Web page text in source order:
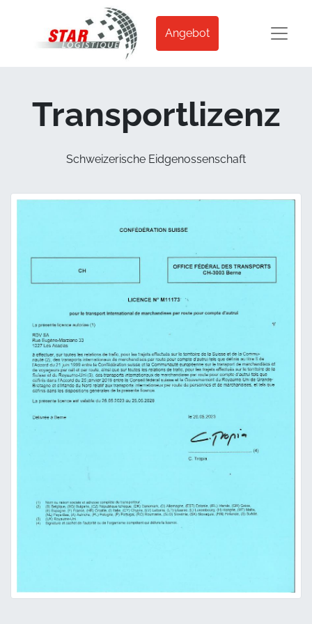
Angebot
Transportlizenz
Schweizerische Eidgenossenschaft